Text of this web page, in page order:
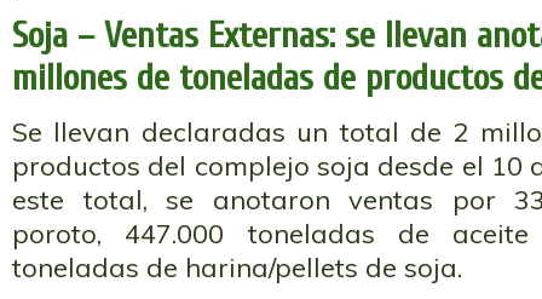
Soja – Ventas Externas: se llevan
millones de toneladas de productos
Se llevan declaradas un total de 2
productos del complejo soja desde el 10
este total, se anotaron ventas por
poroto, 447.000 toneladas de
toneladas de harina/pellets de soja.